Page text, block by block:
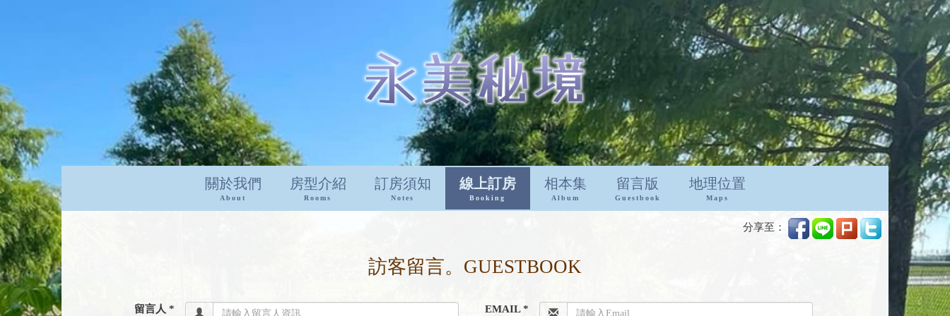
關於我們
About
房型介紹
Rooms
訂房須知
Notes
線上訂房
Booking
相本集
Album
留言版
Guestbook
地理位置
Maps
分享至：
訪客留言。GUESTBOOK
留言人 * EMAIL *